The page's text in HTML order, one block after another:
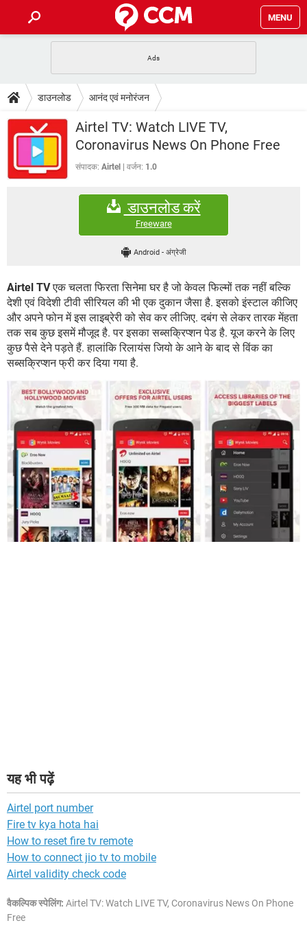
MENU
फोन पर अकाउंट बैलेंस चेक
WhatsApp Hack हो गया? Lucky Patcher यूज करें
टेक-स्पेशल
2020 के फ्री एंटीवायरस
बेस्ट फ्री ऑनलाइन गेम्स
डाउनलोड
Vidmate PUBG Mobile
WhatsRemoved+
FORUM
कंप्यूटर बस
डाउनलोड आनंद एवं मनोरंजन
Airtel TV: Watch LIVE TV,
Coronavirus News On Phone Free
संपादक: Airtel वर्जन: 1.0
डाउनलोड करें
Freeware
Android - अंग्रेजी
Airtel TVएक चलता फिरता सिनेमा घर है जो केवल फिल्मों तक नहीं बल्कि
देशी एवं विदेशी टीवी सीरियल की भी एक दुकान जैसा है. इसको इंस्टाल कीजिए
और अपने फोन में इस लाइब्रेरी को सेव कर लीजिए. दबंग से लेकर तारक मेंहता
तक सब कुछ इसमें मौजूद है. पर इसका सब्सक्रिप्शन पेड है. यूज करने के लिए
कुछ पैसे देने पड़ते हैं. हालांकि रिलायंस जियो के आने के बाद से विंक का
सब्सक्रिप्शन फ्री कर दिया गया है.
यह भी पढ़ें
Airtel port number
Fire tv kya hota hai
How to reset fire tv remote
How to connect jio tv to mobile
Airtel validity check code
वैकल्पिक स्पेलिंग: Airtel TV: Watch LIVE TV, Coronavirus News On Phone
Free